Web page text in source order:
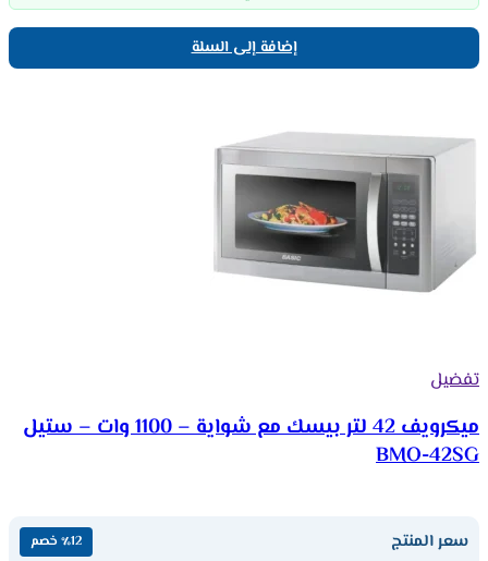
إضافة إلى السلة
تفضيل
ميكرويف 42 لتر بيسك مع شواية – 1100 وات – ستيل
BMO-42SG
سعر المنتج ٪12 خصم